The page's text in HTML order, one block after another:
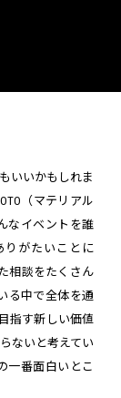
いいかもしれま
（マテリアル
なイベントを誰
りがたいことに
相談をたくさん
る中で全体を通
指す新しい価値
ないと考えてい
一番面白いとこ